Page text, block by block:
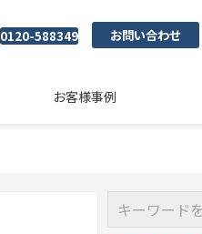
0120-588349 お問い合わせ
お客様事例